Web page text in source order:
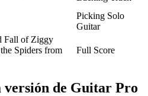
Picking Solo
Guitar
Fall of Ziggy
Spiders from
Full Score
versión de Guitar Pro